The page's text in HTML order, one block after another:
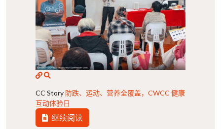
CC Story 防跌、运动、营养全覆盖，CWCC 健康
互动体验日
继续阅读